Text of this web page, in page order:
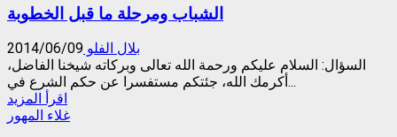
الشباب ومرحلة ما قبل الخطوبة
بلال الفلو 2014/06/09
السؤال: السلام عليكم ورحمة الله تعالى وبركاته شيخنا الفاضل،
أكرمك الله، جئتكم مستفسرا عن حكم الشرع في...
اقرأ المزيد
moreغلاء المهور